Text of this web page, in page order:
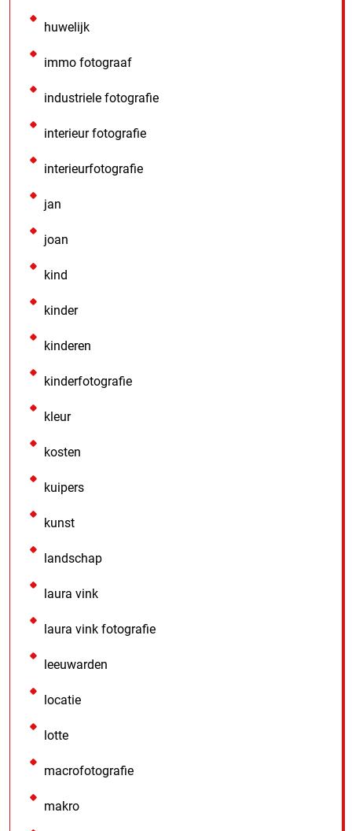
huwelijk
immo fotograaf
industriele fotografie
interieur fotografie
interieurfotografie
jan
joan
kind
kinder
kinderen
kinderfotografie
kleur
kosten
kuipers
kunst
landschap
laura vink
laura vink fotografie
leeuwarden
locatie
lotte
macrofotografie
makro